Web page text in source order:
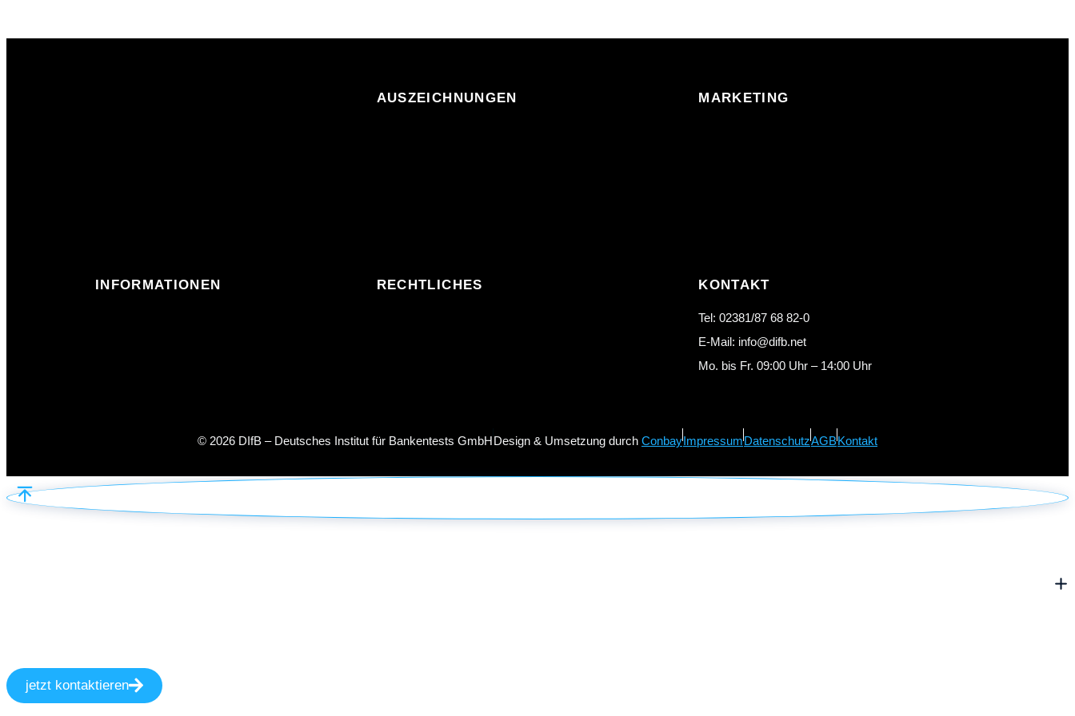
AUSZEICHNUNGEN MARKETING
INFORMATIONEN RECHTLICHES KONTAKT
Tel: 02381/87 68 82-0
E-Mail: info@difb.net
Mo. bis Fr. 09:00 Uhr – 14:00 Uhr
© 2026 DIfB – Deutsches Institut für Bankentests GmbHDesign & Umsetzung durch ConbayImpressumDatenschutzAGBKontakt
jetzt kontaktieren